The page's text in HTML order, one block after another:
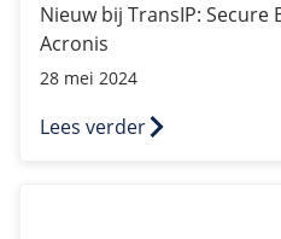
Nieuw bij TransIP: Secure
Acronis
28 mei 2024
Lees verder